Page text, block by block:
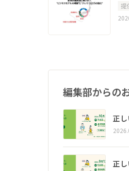
提
編集部からの
正
正